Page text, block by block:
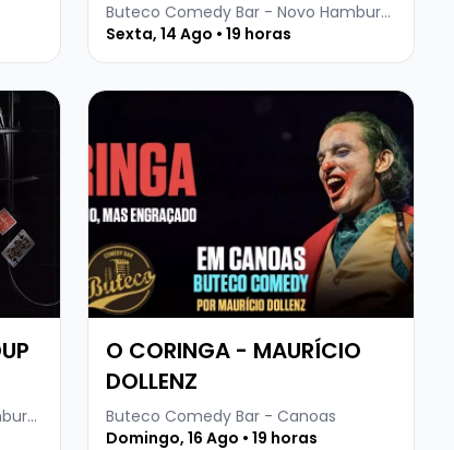
Buteco Comedy Bar - Novo Hamburgo
Sexta, 14 Ago • 19 horas
MAGIC
Buteco Comedy Bar - Novo Hamburgo
Veja mais sobre O CORINGA - MAURÍCIO
O CORINGA - MAURÍCIO
DOLLENZ
Buteco Comedy Bar - Canoas
Domingo, 16 Ago • 19 horas